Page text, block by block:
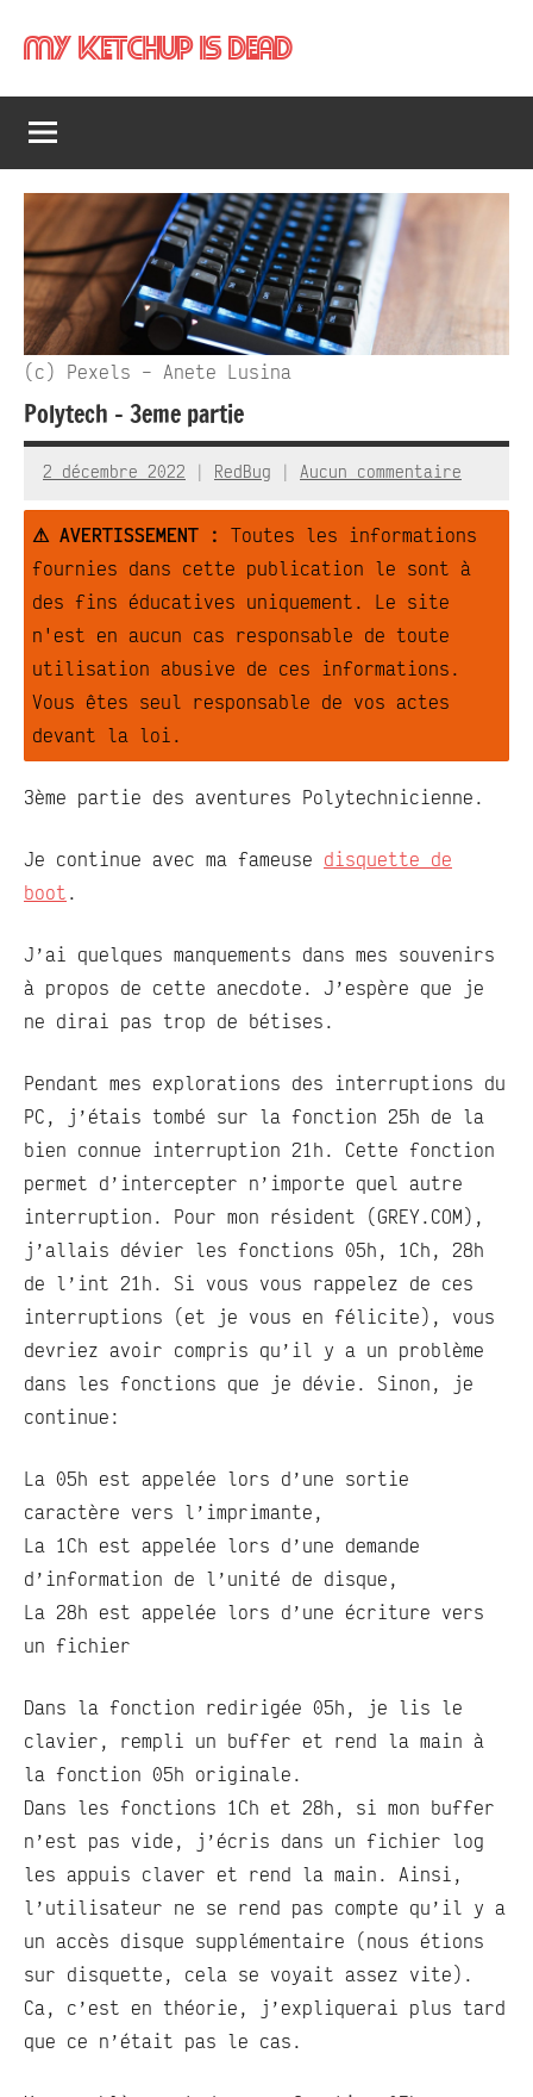
My Ketchup Is Dead
(c) Pexels – Anete Lusina
Polytech – 3eme partie
2 décembre 2022 RedBug Aucun commentaire
⚠ AVERTISSEMENT : Toutes les informations
fournies dans cette publication le sont à
des fins éducatives uniquement. Le site
n'est en aucun cas responsable de toute
utilisation abusive de ces informations.
Vous êtes seul responsable de vos actes
devant la loi.
3ème partie des aventures Polytechnicienne.
Je continue avec ma fameuse disquette de
boot .
J’ai quelques manquements dans mes souvenirs
à propos de cette anecdote. J’espère que je
ne dirai pas trop de bétises.
Pendant mes explorations des interruptions du
PC, j’étais tombé sur la fonction 25h de la
bien connue interruption 21h. Cette fonction
permet d’intercepter n’importe quel autre
interruption. Pour mon résident (GREY.COM),
j’allais dévier les fonctions 05h, 1Ch, 28h
de l’int 21h. Si vous vous rappelez de ces
interruptions (et je vous en félicite), vous
devriez avoir compris qu’il y a un problème
dans les fonctions que je dévie. Sinon, je
continue:
La 05h est appelée lors d’une sortie
caractère vers l’imprimante,
La 1Ch est appelée lors d’une demande
d’information de l’unité de disque,
La 28h est appelée lors d’une écriture vers
un fichier
Dans la fonction redirigée 05h, je lis le
clavier, rempli un buffer et rend la main à
la fonction 05h originale.
Dans les fonctions 1Ch et 28h, si mon buffer
n’est pas vide, j’écris dans un fichier log
les appuis claver et rend la main. Ainsi,
l’utilisateur ne se rend pas compte qu’il y a
un accès disque supplémentaire (nous étions
sur disquette, cela se voyait assez vite).
Ca, c’est en théorie, j’expliquerai plus tard
que ce n’était pas le cas.